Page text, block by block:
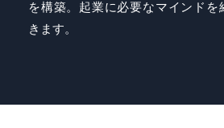
を構築。起業に必要なマインドを
きます。